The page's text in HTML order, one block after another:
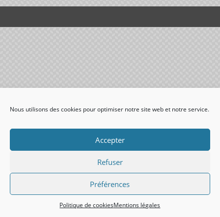
Nous utilisons des cookies pour optimiser notre site web et notre service.
Accepter
Refuser
Préférences
Politique de cookiesMentions légales